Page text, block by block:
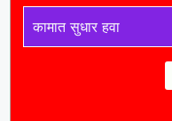
कामात सुधार हवा